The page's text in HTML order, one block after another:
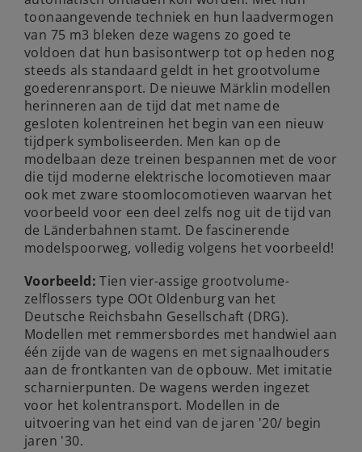
toonaangevende techniek en hun laadvermogen
van 75 m3 bleken deze wagens zo goed te
voldoen dat hun basisontwerp tot op heden nog
steeds als standaard geldt in het grootvolume
goederenransport. De nieuwe Märklin modellen
herinneren aan de tijd dat met name de
gesloten kolentreinen het begin van een nieuw
tijdperk symboliseerden. Men kan op de
modelbaan deze treinen bespannen met de voor
die tijd moderne elektrische locomotieven maar
ook met zware stoomlocomotieven waarvan het
voorbeeld voor een deel zelfs nog uit de tijd van
de Länderbahnen stamt. De fascinerende
modelspoorweg, volledig volgens het voorbeeld!
Voorbeeld: Tien vier-assige grootvolume-
zelflossers type OOt Oldenburg van het
Deutsche Reichsbahn Gesellschaft (DRG).
Modellen met remmersbordes met handwiel aan
één zijde van de wagens en met signaalhouders
aan de frontkanten van de opbouw. Met imitatie
scharnierpunten. De wagens werden ingezet
voor het kolentransport. Modellen in de
uitvoering van het eind van de jaren '20/ begin
jaren '30.